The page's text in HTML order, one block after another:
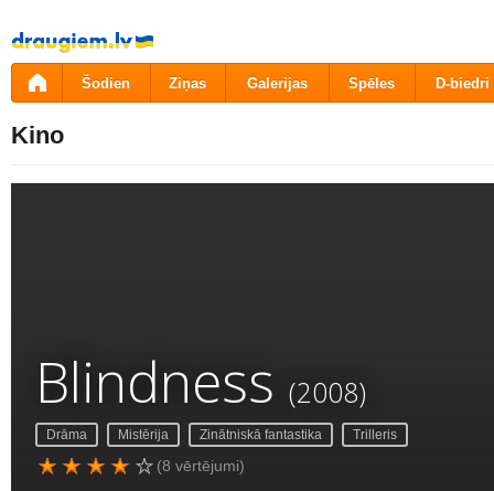
Pāriet
uz
saturu
Šodien Ziņas Galerijas Spēles D-biedri
Kino
Blindness (2008)
Drāma Mistērija Zinātniskā fantastika Trilleris
(8 vērtējumi)